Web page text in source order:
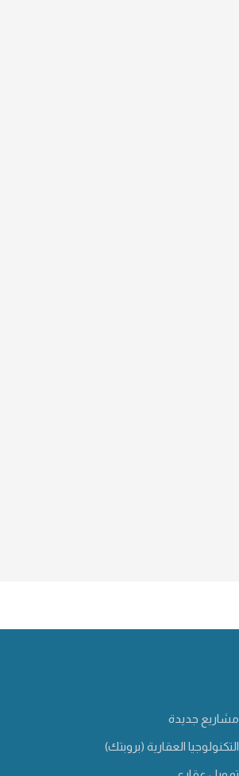
مشاريع جديدة
التكنولوجيا العقارية (بروبتك)